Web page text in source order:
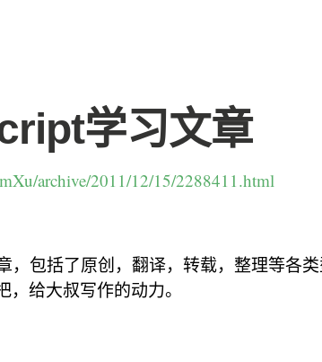
学习文章
archive/2011/12/15/2288411.html
，包括了原创，翻译，转载，整理等各
给大叔写作的动力。